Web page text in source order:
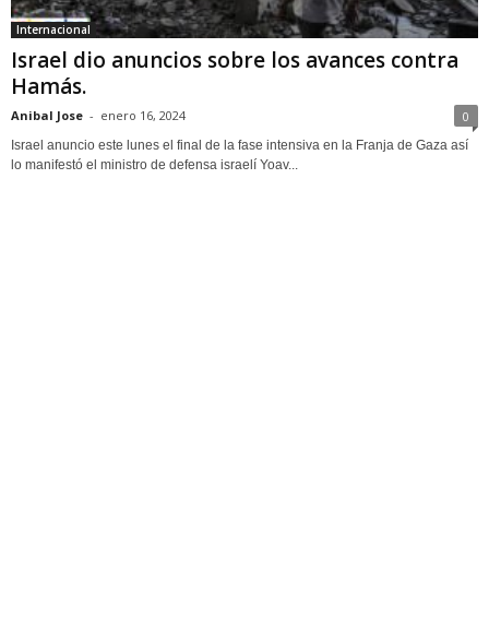
Internacional
Israel dio anuncios sobre los avances contra
Hamás.
Anibal Jose - enero 16, 2024 0
Israel anuncio este lunes el final de la fase intensiva en la Franja de Gaza así
lo manifestó el ministro de defensa israelí Yoav...